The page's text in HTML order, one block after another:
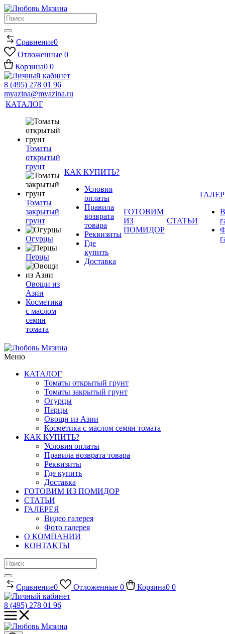
Сравнение0
Отложенные 0
Корзина0 0
8 (495) 278 01 96
myazina@myazina.ru
КАТАЛОГ
Томаты
открытый
грунт
Томаты
закрытый
грунт
Огурцы
Перцы
Овощи из
Азии
Косметика
с маслом
семян
томата
КАК КУПИТЬ?
Условия
оплаты
Правила
возврата
товара
Реквизиты
Где
купить
Доставка
ГОТОВИМ
ИЗ
ПОМИДОР
СТАТЬИ
Меню
КАТАЛОГ
Томаты открытый грунт
Томаты закрытый грунт
Огурцы
Перцы
Овощи из Азии
Косметика с маслом семян томата
КАК КУПИТЬ?
Условия оплаты
Правила возврата товара
Реквизиты
Где купить
Доставка
ГОТОВИМ ИЗ ПОМИДОР
СТАТЬИ
ГАЛЕРЕЯ
Видео галерея
Фото галерея
О КОМПАНИИ
КОНТАКТЫ
Сравнение0 Отложенные 0 Корзина0 0
8 (495) 278 01 96